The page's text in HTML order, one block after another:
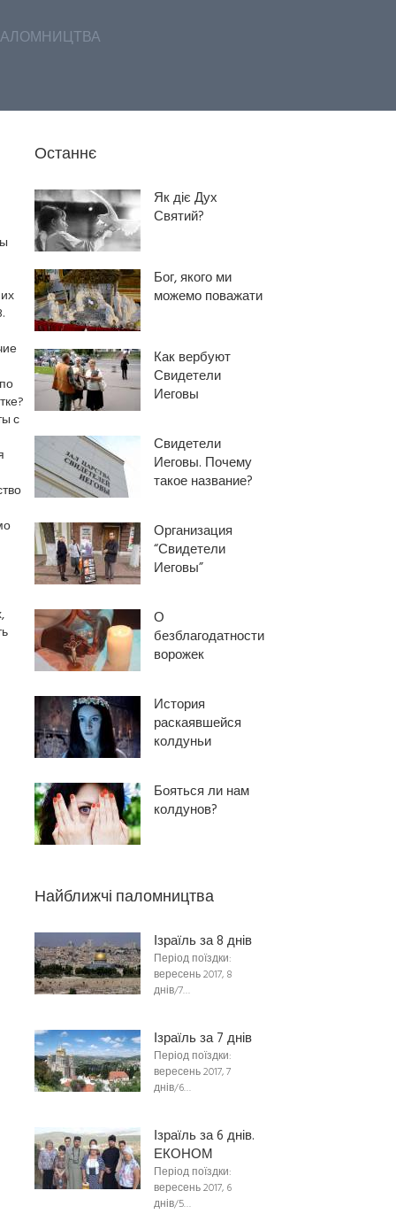
с
Останнє
Як діє Дух
Святий?
Бог, якого ми
можемо поважати
Как вербуют
Свидетели
Иеговы
Свидетели
Иеговы. Почему
такое название?
Организация
“Свидетели
Иеговы”
О
безблагодатности
ворожек
История
раскаявшейся
колдуньи
Бояться ли нам
колдунов?
Найближчі паломництва
Ізраїль за 8 днів
Період поїздки:
вересень 2017, 8
днів/7…
Ізраїль за 7 днів
Період поїздки:
вересень 2017, 7
днів/6…
Ізраїль за 6 днів.
ЕКОНОМ
Період поїздки:
вересень 2017, 6
днів/5…